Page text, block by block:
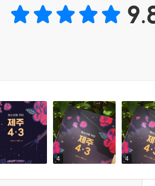
다리로 제주 4·3을 서술하고 있다.
4 4